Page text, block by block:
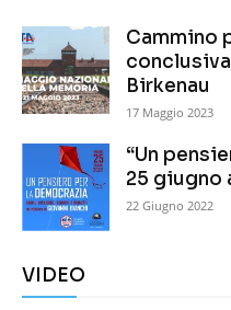
Cammino
Birkenau
17 Maggio 2023
“Un
25 giugno
22 Giugno 2022
VIDEO